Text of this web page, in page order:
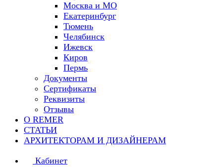
Москва и МО
Екатеринбург
Тюмень
Челябинск
Ижевск
Киров
Пермь
Документы
Сертификаты
Реквизиты
Отзывы
О REMER
СТАТЬИ
АРХИТЕКТОРАМ И ДИЗАЙНЕРАМ
Кабинет